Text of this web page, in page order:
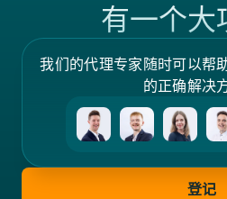
有一个大
我们的代理专家随时可以帮
的正确解决
登记